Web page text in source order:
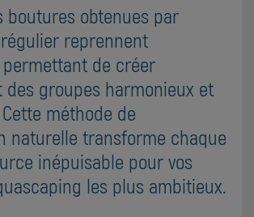
boutures obtenues par
reprennent
de créer
des groupes harmonieux et
méthode de
naturelle transforme chaque
inépuisable pour vos
les plus ambitieux.